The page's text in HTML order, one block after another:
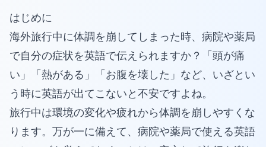
はじめに
海外旅行中に体調を崩してしまった時、病院や薬局
で自分の症状を英語で伝えられますか？「頭が痛
い」「熱がある」「お腹を壊した」など、いざとい
う時に英語が出てこないと不安ですよね。
旅行中は環境の変化や疲れから体調を崩しやすくな
ります。万が一に備えて、病院や薬局で使える英語